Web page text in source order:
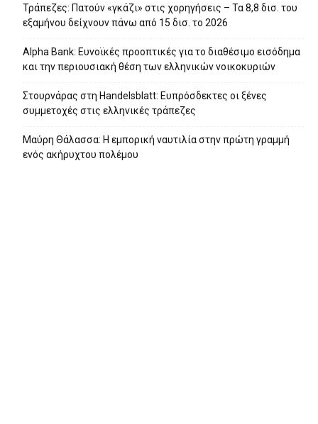
Τράπεζες: Πατούν «γκάζι» στις χορηγήσεις – Τα 8,8 δισ. του
εξαμήνου δείχνουν πάνω από 15 δισ. το 2026
Alpha Bank: Ευνοϊκές προοπτικές για το διαθέσιμο εισόδημα
και την περιουσιακή θέση των ελληνικών νοικοκυριών
Στουρνάρας στη Handelsblatt: Ευπρόσδεκτες οι ξένες
συμμετοχές στις ελληνικές τράπεζες
Μαύρη Θάλασσα: Η εμπορική ναυτιλία στην πρώτη γραμμή
ενός ακήρυχτου πολέμου